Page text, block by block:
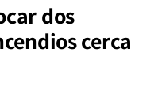
dos
cerca